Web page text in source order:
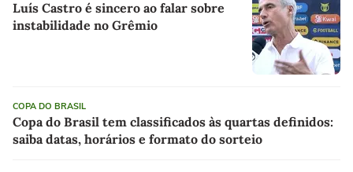
Luís Castro é sincero ao falar sobre
instabilidade no Grêmio
COPA DO BRASIL
Copa do Brasil tem classificados às quartas definidos:
saiba datas, horários e formato do sorteio